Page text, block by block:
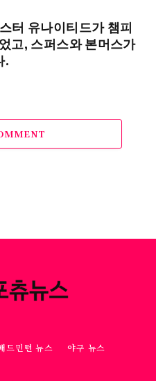
터 유나이티드가 챔피
고, 스퍼스와 본머스가
.
드민턴 뉴스 야구 뉴스